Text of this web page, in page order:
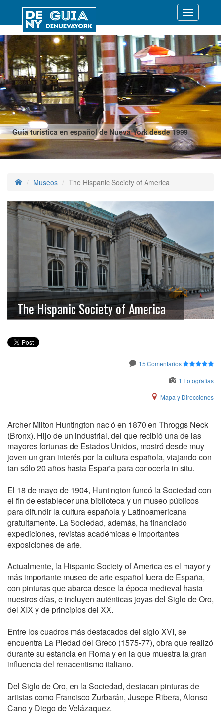
Guía turística en español de Nueva York desde 1999
Desplegar
Museos The Hispanic Society of America
The Hispanic Society of America
15 Comentarios
1 Fotografías
Mapa y Direcciones
Archer Milton Huntington nació en 1870 en Throggs Neck
(Bronx). Hijo de un industrial, del que recibió una de las
mayores fortunas de Estados Unidos, mostró desde muy
joven un gran interés por la cultura española, viajando con
tan sólo 20 años hasta España para conocerla in situ.
El 18 de mayo de 1904, Huntington fundó la Sociedad con
el fin de establecer una biblioteca y un museo públicos
para difundir la cultura española y Latinoamericana
gratuitamente. La Sociedad, además, ha financiado
expediciones, revistas académicas e importantes
exposiciones de arte.
Actualmente, la Hispanic Society of America es el mayor y
más importante museo de arte español fuera de España,
con pinturas que abarca desde la época medieval hasta
nuestros días, e incluyen auténticas joyas del Siglo de Oro,
del XIX y de principios del XX.
Entre los cuadros más destacados del siglo XVI, se
encuentra La Piedad del Greco (1575-77), obra que realizó
durante su estancia en Roma y en la que muestra la gran
influencia del renacentismo italiano.
Del Siglo de Oro, en la Sociedad, destacan pinturas de
artistas como Francisco Zurbarán, Jusepe Ribera, Alonso
Cano y Diego de Velázaquez.